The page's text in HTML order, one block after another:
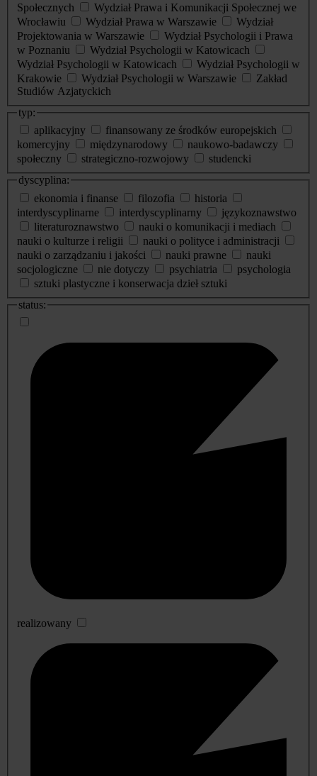
Społecznych
Wydział Prawa i Komunikacji Społecznej we
Wrocławiu
Wydział Prawa w Warszawie
Wydział
Projektowania w Warszawie
Wydział Psychologii i Prawa
w Poznaniu
Wydział Psychologii w Katowicach
Wydział Psychologii w Katowicach
Wydział Psychologii w
Krakowie
Wydział Psychologii w Warszawie
Zakład
Studiów Azjatyckich
typ:
aplikacyjny
finansowany ze środków europejskich
komercyjny
międzynarodowy
naukowo-badawczy
społeczny
strategiczno-rozwojowy
studencki
dyscyplina:
ekonomia i finanse
filozofia
historia
interdyscyplinarne
interdyscyplinarny
językoznawstwo
literaturoznawstwo
nauki o komunikacji i mediach
nauki o kulturze i religii
nauki o polityce i administracji
nauki o zarządzaniu i jakości
nauki prawne
nauki
socjologiczne
nie dotyczy psychiatria
psychologia
sztuki plastyczne i konserwacja dzieł sztuki
status:
realizowany